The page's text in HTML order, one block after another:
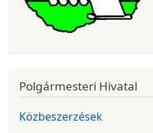
Polgármesteri Hivatal
Közbeszerzések